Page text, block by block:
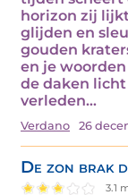
horizon zij
glijden en
gouden
en je
de daken
verleden…
Verdano 26
De zon brak
3.1